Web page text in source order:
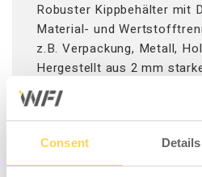
Consent Details
Robuster Kippbehälter mit
Material- und
z.B. Verpackung, Metall,
Hergestellt aus 2 mm
vollverschweißtem
blau (RAL 5005) für hohe
Schlagfestigkeit.
Einfahrtaschen 395 mm und
Einfahrtaschengröße